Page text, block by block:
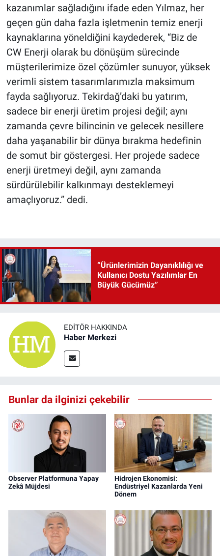
kazanımlar sağladığını ifade eden Yılmaz, her
geçen gün daha fazla işletmenin temiz enerji
kaynaklarına yöneldiğini kaydederek, “Biz de
CW Enerji olarak bu dönüşüm sürecinde
müşterilerimize özel çözümler sunuyor, yüksek
verimli sistem tasarımlarımızla maksimum
fayda sağlıyoruz. Tekirdağ’daki bu yatırım,
sadece bir enerji üretim projesi değil; aynı
zamanda çevre bilincinin ve gelecek nesillere
daha yaşanabilir bir dünya bırakma hedefinin
de somut bir göstergesi. Her projede sadece
enerji üretmeyi değil, aynı zamanda
sürdürülebilir kalkınmayı desteklemeyi
amaçlıyoruz.” dedi.
“Ürünlerimizin Dayanıklılığı ve
Kullanıcı Dostu Yazılımlar En
Büyük Gücümüz”
EDITÖR HAKKINDA
Haber Merkezi
Bunlar da ilginizi çekebilir
Observer Platformuna Yapay
Zekâ Müjdesi
Hidrojen Ekonomisi:
Endüstriyel Kazanlarda Yeni
Dönem